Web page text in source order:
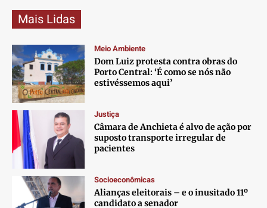
Mais Lidas
Meio Ambiente
Dom Luiz protesta contra obras do
Porto Central: ‘É como se nós não
estivéssemos aqui’
Justiça
Câmara de Anchieta é alvo de ação por
suposto transporte irregular de
pacientes
Socioeconômicas
Alianças eleitorais – e o inusitado 11º
candidato a senador